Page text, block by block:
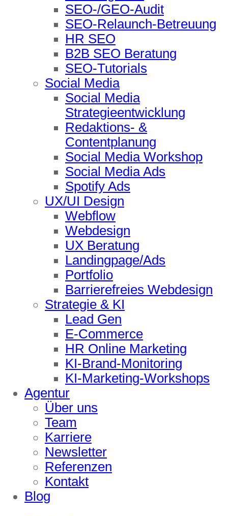
SEO-/GEO-Audit
SEO-Relaunch-Betreuung
HR SEO
B2B SEO Beratung
SEO-Tutorials
Social Media
Social Media
Strategieentwicklung
Redaktions- &
Contentplanung
Social Media Workshop
Social Media Ads
Spotify Ads
UX/UI Design
Webflow
Webdesign
UX Beratung
Landingpage/Ads
Portfolio
Barrierefreies Webdesign
Strategie & KI
Lead Gen
E-Commerce
HR Online Marketing
KI-Brand-Monitoring
KI-Marketing-Workshops
Agentur
Über uns
Team
Karriere
Newsletter
Referenzen
Kontakt
Blog